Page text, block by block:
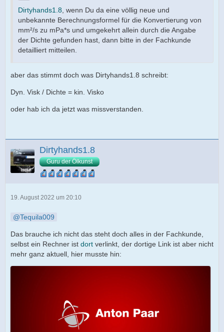
Dirtyhands1.8 , wenn Du da eine völlig neue und
unbekannte Berechnungsformel für die Konvertierung von
mm²/s zu mPa*s und umgekehrt allein durch die Angabe
der Dichte gefunden hast, dann bitte in der Fachkunde
detailliert mitteilen.
aber das stimmt doch was Dirtyhands1.8 schreibt:
Dyn. Visk / Dichte = kin. Visko
oder hab ich da jetzt was missverstanden.
Dirtyhands1.8
Guru der Ölkunst
19. August 2022 um 20:10
Tequila009
Das brauche ich nicht das steht doch alles in der Fachkunde,
selbst ein Rechner ist dort verlinkt, der dortige Link ist aber nicht
mehr ganz aktuell, hier musste hin: